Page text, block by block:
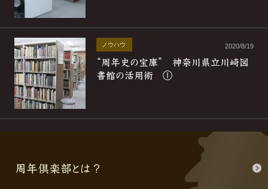
ノウハウ 2020/8/19
“周年史の宝庫” 神奈川県立川崎図
書館の活用術 ①
周年倶楽部とは？